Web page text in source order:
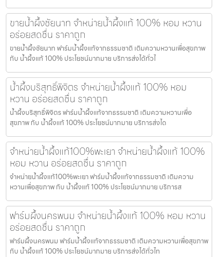
ขายน้ำผึ้งชัยนาท จำหน่ายน้ำผึ้งแท้ 100% หอม หวาน
อร่อยสดชื่น ราคาถูก
ขายน้ำผึ้งชัยนาท ฟาร์มน้ำผึ้งแท้จากธรรมชาติ เติมความหวานเพื่อสุขภาพ
กับ น้ำผึ้งแท้ 100% ประโยชน์มากมาย บริการส่งได้ทั่วไ
น้ำผึ้งบริสุทธิ์พิจิตร จำหน่ายน้ำผึ้งแท้ 100% หอม
หวาน อร่อยสดชื่น ราคาถูก
น้ำผึ้งบริสุทธิ์พิจิตร ฟาร์มน้ำผึ้งแท้จากธรรมชาติ เติมความหวานเพื่อ
สุขภาพ กับ น้ำผึ้งแท้ 100% ประโยชน์มากมาย บริการส่งได
จำหน่ายน้ำผึ้งแท้100%พะเยา จำหน่ายน้ำผึ้งแท้ 100%
หอม หวาน อร่อยสดชื่น ราคาถูก
จำหน่ายน้ำผึ้งแท้100%พะเยา ฟาร์มน้ำผึ้งแท้จากธรรมชาติ เติมความ
หวานเพื่อสุขภาพ กับ น้ำผึ้งแท้ 100% ประโยชน์มากมาย บริการส
ฟาร์มผึ้งนครพนม จำหน่ายน้ำผึ้งแท้ 100% หอม หวาน
อร่อยสดชื่น ราคาถูก
ฟาร์มผึ้งนครพนม ฟาร์มน้ำผึ้งแท้จากธรรมชาติ เติมความหวานเพื่อสุขภาพ
กับ น้ำผึ้งแท้ 100% ประโยชน์มากมาย บริการส่งได้ทั่วไท